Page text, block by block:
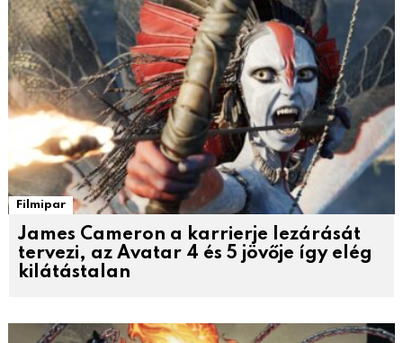
Filmipar
James Cameron a karrierje lezárását
tervezi, az Avatar 4 és 5 jövője így elég
kilátástalan